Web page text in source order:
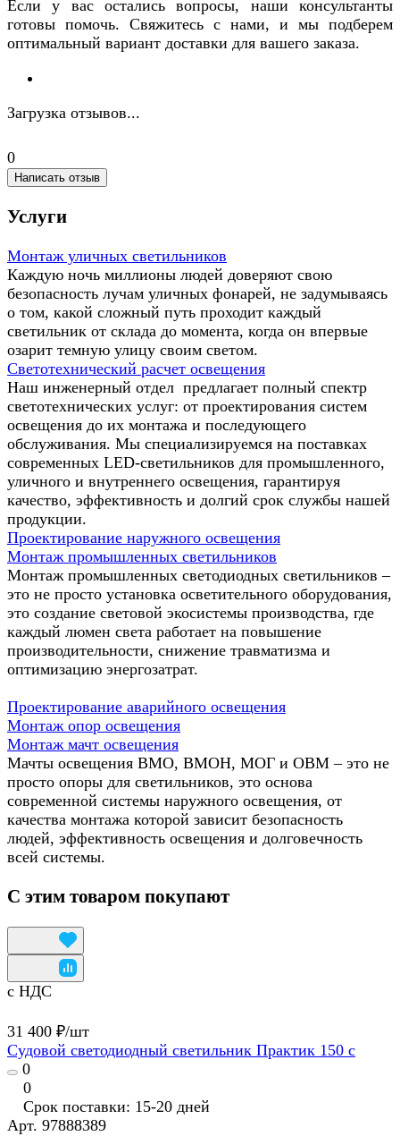
Если у вас остались вопросы, наши консультанты
готовы помочь. Свяжитесь с нами, и мы подберем
оптимальный вариант доставки для вашего заказа.
Загрузка отзывов...
0
Написать отзыв
Услуги
Монтаж уличных светильников
Каждую ночь миллионы людей доверяют свою
безопасность лучам уличных фонарей, не задумываясь
о том, какой сложный путь проходит каждый
светильник от склада до момента, когда он впервые
озарит темную улицу своим светом.
Светотехнический расчет освещения
Наш инженерный отдел предлагает полный спектр
светотехнических услуг: от проектирования систем
освещения до их монтажа и последующего
обслуживания. Мы специализируемся на поставках
современных LED-светильников для промышленного,
уличного и внутреннего освещения, гарантируя
качество, эффективность и долгий срок службы нашей
продукции.
Проектирование наружного освещения
Монтаж промышленных светильников
Монтаж промышленных светодиодных светильников –
это не просто установка осветительного оборудования,
это создание световой экосистемы производства, где
каждый люмен света работает на повышение
производительности, снижение травматизма и
оптимизацию энергозатрат.
Проектирование аварийного освещения
Монтаж опор освещения
Монтаж мачт освещения
Мачты освещения ВМО, ВМОН, МОГ и ОВМ – это не
просто опоры для светильников, это основа
современной системы наружного освещения, от
качества монтажа которой зависит безопасность
людей, эффективность освещения и долговечность
всей системы.
С этим товаром покупают
с НДС
31 400 ₽/шт
Судовой светодиодный светильник Практик 150 с
0
0
Срок поставки: 15-20 дней
Арт. 97888389